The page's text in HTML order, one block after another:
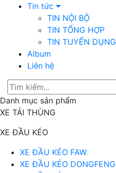
Tin tức
TIN NỘI BỘ
TIN TỔNG HỢP
TIN TUYỂN DỤNG
Album
Liên hệ
Danh mục sản phẩm
XE TẢI THÙNG
XE ĐẦU KÉO
XE ĐẦU KÉO FAW
XE ĐẦU KÉO DONGFENG